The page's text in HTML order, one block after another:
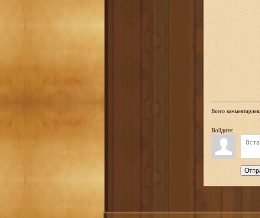
Всего комментариев:
Войдите: